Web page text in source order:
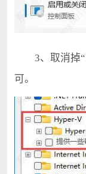
3、取消掉
可。